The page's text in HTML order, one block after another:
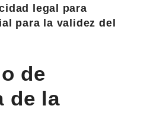
legal para
para la validez del
de
de la